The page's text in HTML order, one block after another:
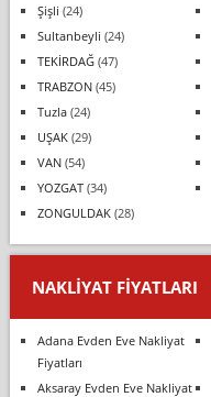
Şişli (24)
Sultanbeyli (24)
TEKİRDAĞ(47)
TRABZON(45)
Tuzla(24)
UŞAK(29)
VAN(54)
YOZGAT(34)
ZONGULDAK(28)
NAKLIYAT FIYATLARI
Adana Evden Eve Nakliyat
Fiyatları
Aksaray Evden Eve Nakliyat